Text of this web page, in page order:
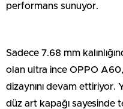
performans sunuyor.
Sadece 7.68 mm
olan ultra ince OPPO
dizaynını devam ettiriyor.
düz art kapağı sayesinde